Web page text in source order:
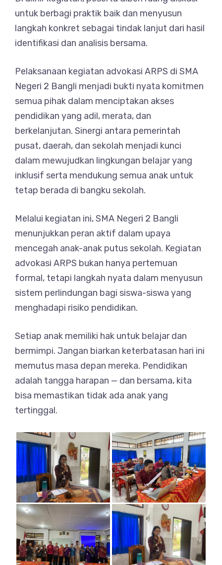
untuk berbagi praktik baik dan menyusun
langkah konkret sebagai tindak lanjut dari hasil
identifikasi dan analisis bersama.
Pelaksanaan kegiatan advokasi ARPS di SMA
Negeri 2 Bangli menjadi bukti nyata komitmen
semua pihak dalam menciptakan akses
pendidikan yang adil, merata, dan
berkelanjutan. Sinergi antara pemerintah
pusat, daerah, dan sekolah menjadi kunci
dalam mewujudkan lingkungan belajar yang
inklusif serta mendukung semua anak untuk
tetap berada di bangku sekolah.
Melalui kegiatan ini, SMA Negeri 2 Bangli
menunjukkan peran aktif dalam upaya
mencegah anak-anak putus sekolah. Kegiatan
advokasi ARPS bukan hanya pertemuan
formal, tetapi langkah nyata dalam menyusun
sistem perlindungan bagi siswa-siswa yang
menghadapi risiko pendidikan.
Setiap anak memiliki hak untuk belajar dan
bermimpi. Jangan biarkan keterbatasan hari ini
memutus masa depan mereka. Pendidikan
adalah tangga harapan — dan bersama, kita
bisa memastikan tidak ada anak yang
tertinggal.